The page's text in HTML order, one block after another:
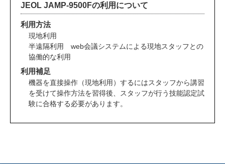
JEOL JAMP-9500Fの利用について
利用方法
現地利用
半遠隔利用
web会議システムによる現地スタッフとの
協働的な利用
利用補足
機器を直接操作（現地利用）するにはスタッフから講習
を受けて操作方法を習得後、スタッフが行う技能認定試
験に合格する必要があります。